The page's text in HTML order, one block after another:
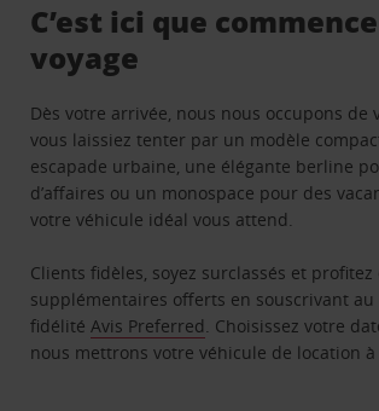
C’est ici que
voyage
Dès votre arrivée, nous nous occupons de
vous laissiez tenter par un modèle
escapade urbaine, une élégante berline
d’affaires ou un monospace pour des
votre véhicule idéal vous attend.
Clients fidèles, soyez surclassés et
supplémentaires offerts en souscrivant
fidélitéAvis Preferred. Choisissez votre
nous mettrons votre véhicule de location